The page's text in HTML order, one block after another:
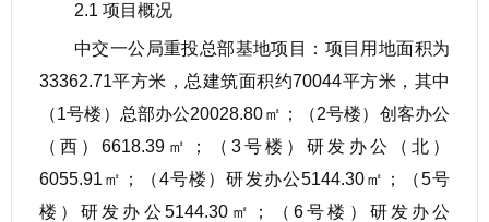
2.1 项目概况
中交一公局重投总部基地项目：项目用地面积为
33362.71平方米，总建筑面积约70044平方米，其中
（1号楼）总部办公20028.80㎡；（2号楼）创客办公
（西）6618.39㎡；（3号楼）研发办公（北）
6055.91㎡；（4号楼）研发办公5144.30㎡；（5号
楼）研发办公5144.30㎡；（6号楼）研发办公